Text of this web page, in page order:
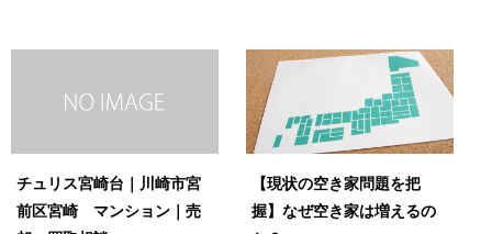
チュリス宮崎台｜川崎市宮
前区宮崎 マンション｜売
【現状の空き家問題を把
握】なぜ空き家は増えるの